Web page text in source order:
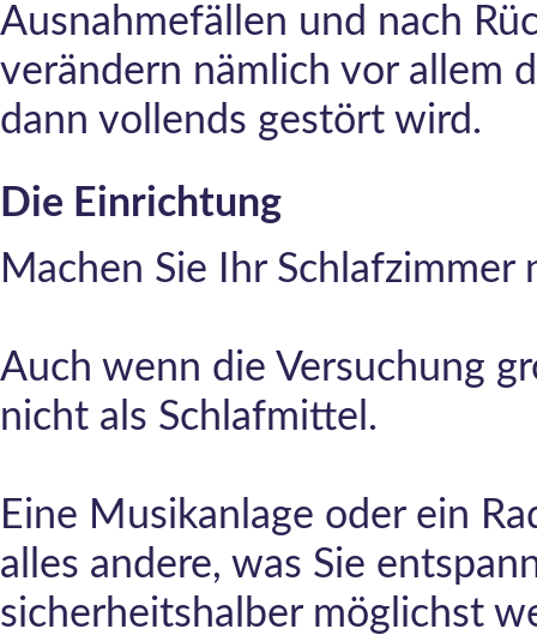
Ausnahmefällen und nach
verändern nämlich vor allem
dann vollends gestört wird.
Die Einrichtung
Machen Sie Ihr
Auch wenn die Versuchung
nicht als Schlafmittel.
Eine Musikanlage oder ein
alles andere, was Sie
sicherheitshalber möglichst